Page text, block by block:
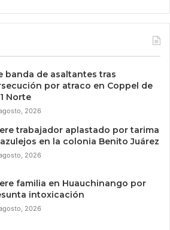
banda de asaltantes tras
por atraco en Coppel de
Norte
2026
trabajador aplastado por tarima
en la colonia Benito Juárez
2026
familia en Huauchinango por
intoxicación
2026